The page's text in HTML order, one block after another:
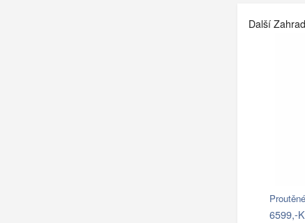
Další
6599,-